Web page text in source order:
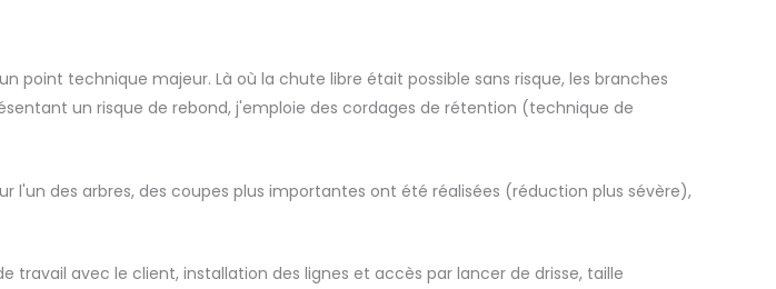
point technique majeur. Là où la chute libre était possible sans risque, les branches
un risque de rebond, j'emploie des cordages de rétention (technique de
des arbres, des coupes plus importantes ont été réalisées (réduction plus sévère),
avec le client, installation des lignes et accès par lancer de drisse, taille